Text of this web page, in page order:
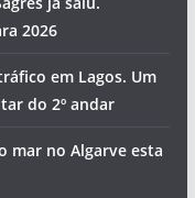
2026
em Lagos. Um
do 2º andar
mar no Algarve esta